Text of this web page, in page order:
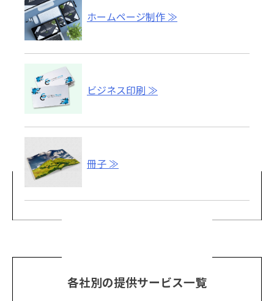
ホームページ制作
ビジネス印刷
冊子
各社別の提供サービス一覧